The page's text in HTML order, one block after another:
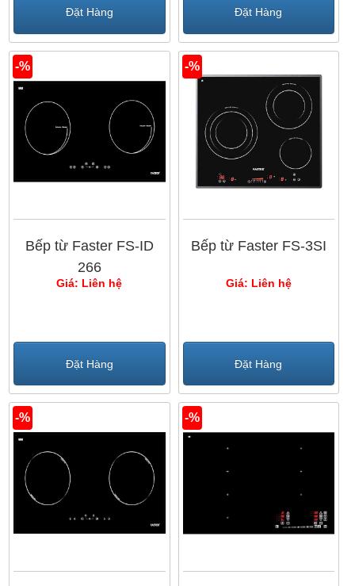
3. Bếp từ Faster nhập khẩu từ Trung Quốc:
mẫu bếp từ giá rẻ có giá từ 6 triệu đồng đến dưới 10
triệu đồng. Quý khách hàng có thể tham khảo model:
Bếp từ Faster FS 628I
Hiện nay các mẫu bếp từ Faster tại Bếp Nam Anh
vô cùng đa dạng và phong phú. Quý khách hàng có
thể đến trực tiếp địa chỉ này để được đặt mua. Ngoài
từ Bosch,bếp từ Munchen,bếp từ Lorca,bếp từ
Pramie,...
Đặt Hàng Đặt Hàng
-%
Bếp từ Faster FS-ID
266
Giá: Liên hệ
Đặt Hàng
-%
Bếp từ Faster FS-3SI
Giá: Liên hệ
Đặt Hàng
-% -%